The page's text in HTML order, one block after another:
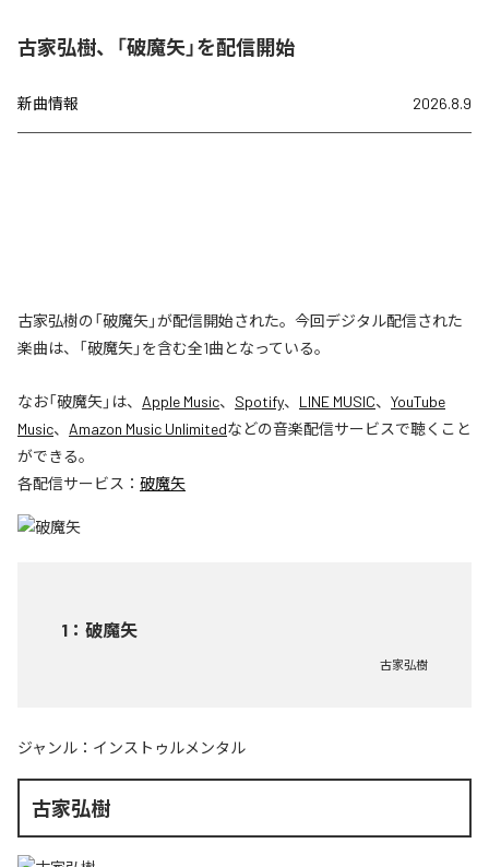
古家弘樹、「破魔矢」を配信開始
新曲情報 2026.8.9
古家弘樹の「破魔矢」が配信開始された。今回デジタル配信された
楽曲は、「破魔矢」を含む全1曲となっている。
なお「破魔矢」は、 Apple Music、 Spotify、 LINE MUSIC、 YouTube
Music、 Amazon Music Unlimitedなどの音楽配信サービスで聴くこと
ができる。
各配信サービス： 破魔矢
1 ： 破魔矢
古家弘樹
ジャンル： インストゥルメンタル
古家弘樹